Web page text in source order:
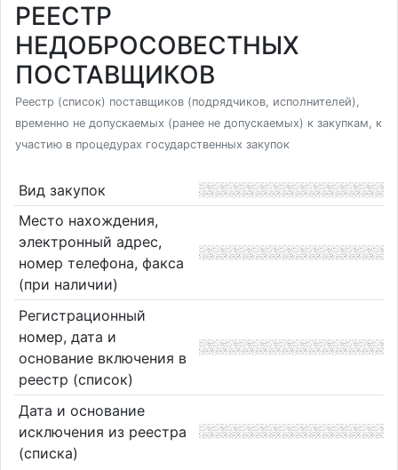
РЕЕСТР
НЕДОБРОСОВЕСТНЫХ
ПОСТАВЩИКОВ
Реестр (список) поставщиков (подрядчиков, исполнителей),
временно не допускаемых (ранее не допускаемых) к закупкам, к
участию в процедурах государственных закупок
Вид закупок
Место нахождения,
электронный адрес,
номер телефона, факса
(при наличии)
Регистрационный
номер, дата и
основание включения в
реестр (список)
Дата и основание
исключения из реестра
(списка)